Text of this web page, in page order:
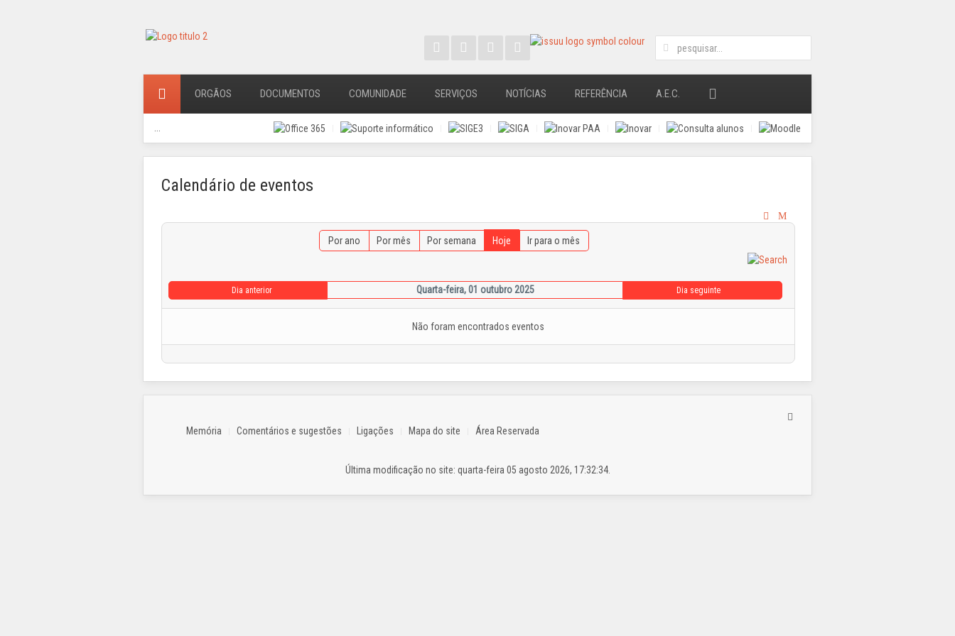
ORGÃOS DOCUMENTOS COMUNIDADE SERVIÇOS NOTÍCIAS REFERÊNCIA A.E.C.
Calendário de eventos
Por ano Por mês Por semana Hoje Ir para o mês
Dia anterior Quarta-feira, 01 outubro 2025 Dia seguinte
Não foram encontrados eventos
Memória Comentários e sugestões Ligações Mapa do site Área Reservada
Última modificação no site: quarta-feira 05 agosto 2026, 17:32:34.